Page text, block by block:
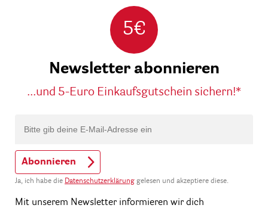
5€
Newsletter abonnieren
...und 5-Euro Einkaufsgutschein sichern!*
Abonnieren
Ja, ich habe die Datenschutzerklärung gelesen und akzeptiere diese.
Mit unserem Newsletter informieren wir dich